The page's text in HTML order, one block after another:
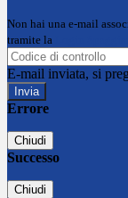
Non hai una e-mail
tramite la
E-mail inviata, si
Errore
Chiudi
Successo
Chiudi